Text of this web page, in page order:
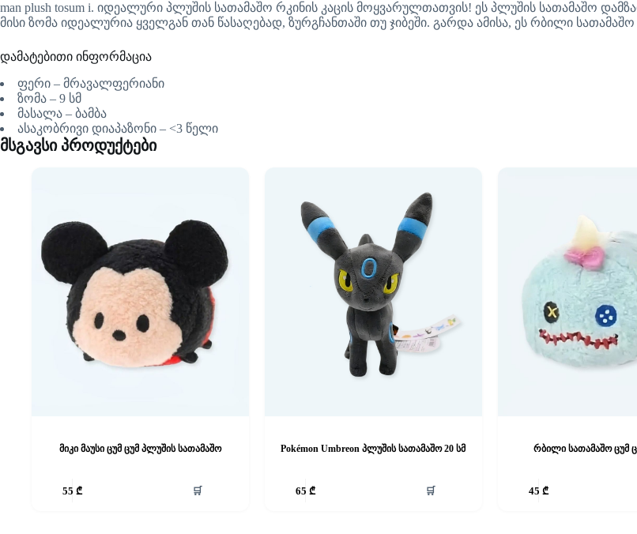
man plush tosum i. იდეალური პლუშის სათამაშო რკინის კაცის მოყვარულთათვის! ეს პლუშის სათამაშო
მისი ზომა იდეალურია ყველგან თან წასაღებად, ზურგჩანთაში თუ ჯიბეში. გარდა ამისა, ეს რბილი
დამატებითი ინფორმაცია
ფერი – მრავალფერიანი
ზომა – 9 სმ
მასალა – ბამბა
ასაკობრივი დიაპაზონი – <3 წელი
მსგავსი პროდუქტები
მიკი მაუსი ცუმ ცუმ პლუშის სათამაშო
55₾ 🛒
Pokémon Umbreon პლუშის სათამაშო 20 სმ
65₾ 🛒
რბილი სათამაშო ცუმ
45 ₾